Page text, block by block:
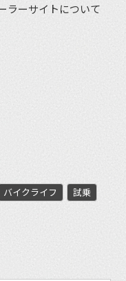
ラーサイトについて
バイクライフ
試乗